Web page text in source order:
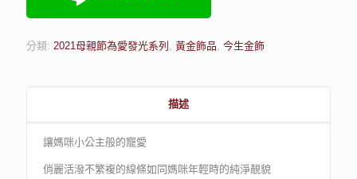
分類: 2021母親節為愛發光系列 黃金飾品 今生金飾
描述
讓媽咪小公主般的寵愛
俏麗活潑不繁複的線條如同媽咪年輕時的純淨靚貌